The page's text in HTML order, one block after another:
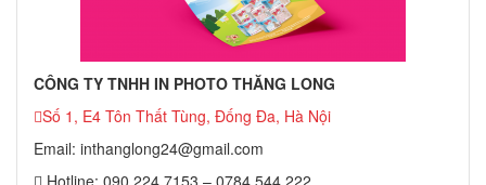
CÔNG TY TNHH IN PHOTO THĂNG LONG
Số 1, E4 Tôn Thất Tùng, Đống Đa, Hà Nội
Email: inthanglong24@gmail.com
Hotline: 090.224.7153 – 0784.544.222